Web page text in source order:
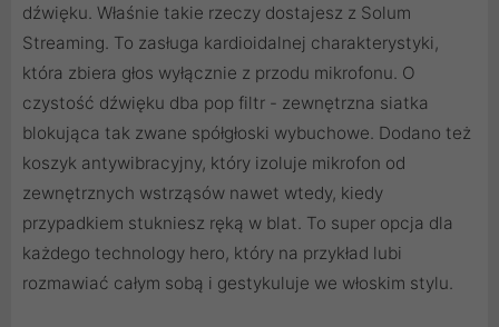
dźwięku. Właśnie takie rzeczy dostajesz z Solum
Streaming. To zasługa kardioidalnej charakterystyki,
która zbiera głos wyłącznie z przodu mikrofonu. O
czystość dźwięku dba pop filtr - zewnętrzna siatka
blokująca tak zwane spółgłoski wybuchowe. Dodano też
koszyk antywibracyjny, który izoluje mikrofon od
zewnętrznych wstrząsów nawet wtedy, kiedy
przypadkiem stukniesz ręką w blat. To super opcja dla
każdego technology hero, który na przykład lubi
rozmawiać całym sobą i gestykuluje we włoskim stylu.